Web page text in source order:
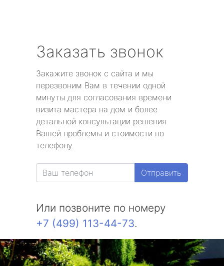
Заказать звонок
Закажите звонок с сайта и мы
перезвоним Вам в течении одной
минуты для согласования времени
визита мастера на дом и более
детальной консультации решения
Вашей проблемы и стоимости по
телефону.
Отправить
Или позвоните по номеру
+7 (499) 113-44-73.